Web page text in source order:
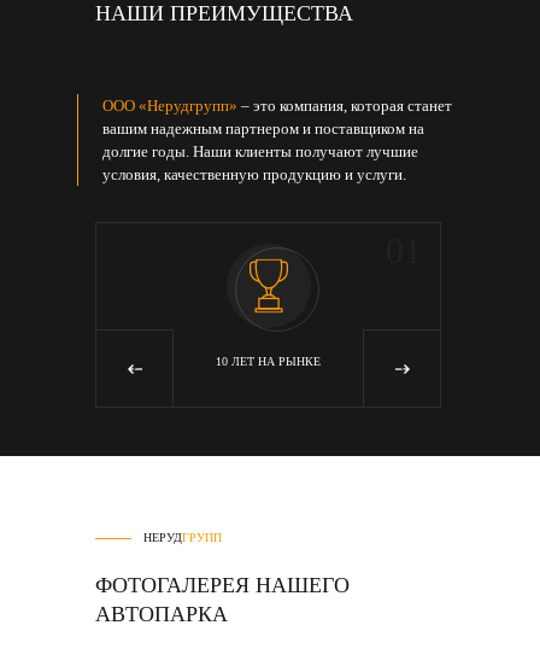
НАШИ ПРЕИМУЩЕСТВА
ООО «Нерудгрупп» – это компания, которая станет
вашим надежным партнером и поставщиком на
долгие годы. Наши клиенты получают лучшие
условия, качественную продукцию и услуги.
10 ЛЕТ НА РЫНКЕ
‹ ›
НЕРУДГРУПП
ФОТОГАЛЕРЕЯ НАШЕГО
АВТОПАРКА